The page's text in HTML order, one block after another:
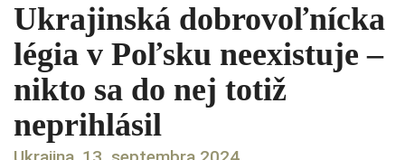
Ukrajinská dobrovoľnícka
légia v Poľsku neexistuje –
nikto sa do nej totiž
neprihlásil